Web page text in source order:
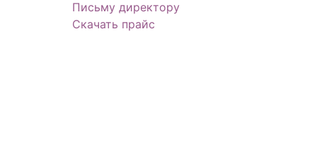
Письму директору
Скачать прайс